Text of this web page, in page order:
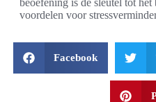
beoefening is de sleutel tot
voordelen voor
Facebook